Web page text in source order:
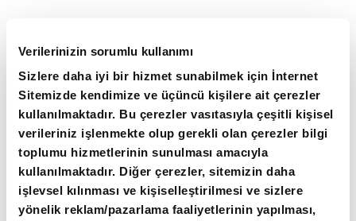
Verilerinizin sorumlu kullanımı
Sizlere daha iyi bir hizmet sunabilmek için İnternet
Sitemizde kendimize ve üçüncü kişilere ait çerezler
kullanılmaktadır. Bu çerezler vasıtasıyla çeşitli kişisel
verileriniz işlenmekte olup gerekli olan çerezler bilgi
toplumu hizmetlerinin sunulması amacıyla
kullanılmaktadır. Diğer çerezler, sitemizin daha
işlevsel kılınması ve kişiselleştirilmesi ve sizlere
yönelik reklam/pazarlama faaliyetlerinin yapılması,